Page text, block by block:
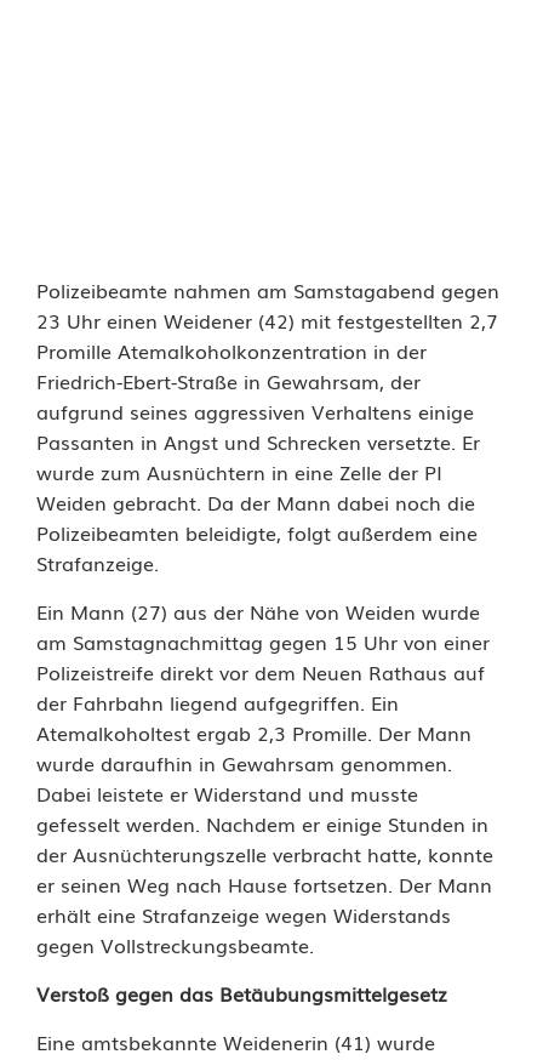
h
ä
f
t
i
g
e
n
W
e
i
d
e
n
e
r
P
Polizeibeamte nahmen am Samstagabend gegen
23 Uhr einen Weidener (42) mit festgestellten 2,7
Promille Atemalkoholkonzentration in der
Friedrich-Ebert-Straße in Gewahrsam, der
aufgrund seines aggressiven Verhaltens einige
Passanten in Angst und Schrecken versetzte. Er
wurde zum Ausnüchtern in eine Zelle der PI
Weiden gebracht. Da der Mann dabei noch die
Polizeibeamten beleidigte, folgt außerdem eine
Strafanzeige.
Ein Mann (27) aus der Nähe von Weiden wurde
am Samstagnachmittag gegen 15 Uhr von einer
Polizeistreife direkt vor dem Neuen Rathaus auf
der Fahrbahn liegend aufgegriffen. Ein
Atemalkoholtest ergab 2,3 Promille. Der Mann
wurde daraufhin in Gewahrsam genommen.
Dabei leistete er Widerstand und musste
gefesselt werden. Nachdem er einige Stunden in
der Ausnüchterungszelle verbracht hatte, konnte
er seinen Weg nach Hause fortsetzen. Der Mann
erhält eine Strafanzeige wegen Widerstands
gegen Vollstreckungsbeamte.
Verstoß gegen das Betäubungsmittelgesetz
Eine amtsbekannte Weidenerin (41) wurde